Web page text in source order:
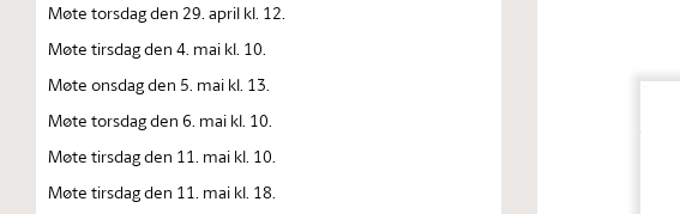
Møte torsdag den 29. april kl. 12.
Møte tirsdag den 4. mai kl. 10.
Møte onsdag den 5. mai kl. 13.
Møte torsdag den 6. mai kl. 10.
Møte tirsdag den 11. mai kl. 10.
Møte tirsdag den 11. mai kl. 18.